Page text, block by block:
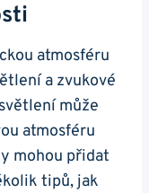
atmosféru
a zvukové
může
atmosféru
mohou přidat
tipů, jak